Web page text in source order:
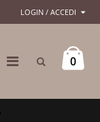
LOGIN / ACCEDI
0